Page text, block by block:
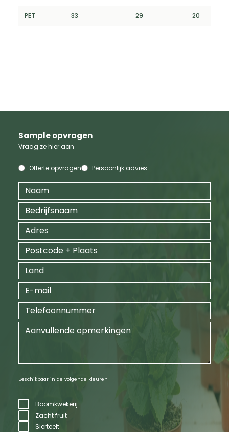
PET 33 29 20
Sample opvragen
Vraag ze hier aan
Offerte opvragen Persoonlijk advies
Beschikbaar in de volgende kleuren
Boomkwekerij
Zacht fruit
Sierteelt